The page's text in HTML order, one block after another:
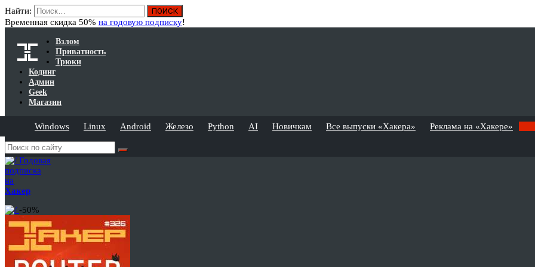
Найти:
Временная скидка 50% на годовую подписку!
Взлом
Приватность
Трюки
Кодинг
Админ
Geek
Магазин
Windows Linux Android Железо Python AI Новичкам Все выпуски «Хакера» Реклама на «Хакере»
Годовая
подписка
на
Хакер
-50%